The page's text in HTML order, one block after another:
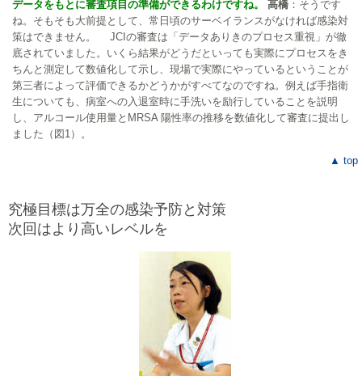
データをもとに審査項目の準備ができるわけですね。
高橋 ：そうです
ね。そもそも大前提として、常日頃のサーベイランスがなければ感染対
策はできません。 JCIの審査は「データありきのプロセス重視」が徹
底されていました。いくら結果がどうだといっても実際にプロセスをき
ちんと測定して数値化して示し、現場で実際にやっているということが
第三者によって評価できるかどうかがすべてなのですね。例えば手指衛
生についても、病室への入退室時に手洗いを励行していることを説明
し、アルコール使用量とMRSA 陽性率の推移を数値化して審査に提出し
ました（図1）。
▲ top
究極目標は万全の感染予防と対策
次回はより高いレベルを